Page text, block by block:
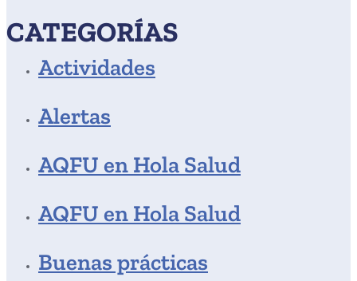
CATEGORÍAS
Actividades
Alertas
AQFU en Hola Salud
AQFU en Hola Salud
Buenas prácticas